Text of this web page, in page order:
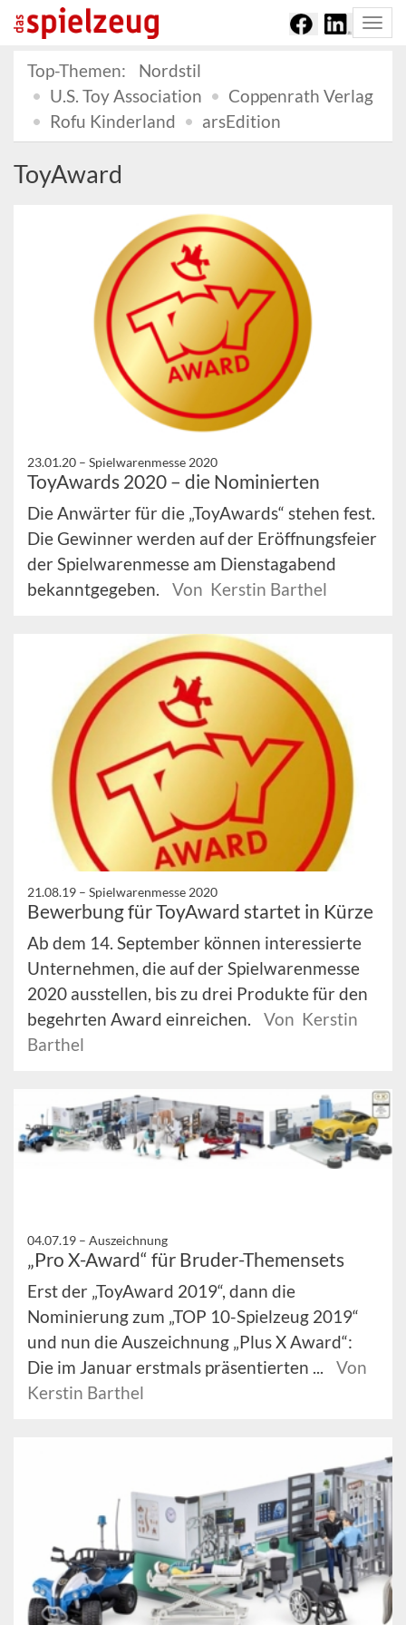
Top-Themen:
Nordstil
U.S. Toy Association
Coppenrath Verlag
Rofu Kinderland
arsEdition
ToyAward
23.01.20 – Spielwarenmesse 2020
ToyAwards 2020 – die Nominierten
Die Anwärter für die „ToyAwards“ stehen fest.
Die Gewinner werden auf der Eröffnungsfeier
der Spielwarenmesse am Dienstagabend
bekanntgegeben.
Von Kerstin Barthel
21.08.19 – Spielwarenmesse 2020
Bewerbung für ToyAward startet in Kürze
Ab dem 14. September können interessierte
Unternehmen, die auf der Spielwarenmesse
2020 ausstellen, bis zu drei Produkte für den
begehrten Award einreichen.
Von Kerstin
Barthel
04.07.19 – Auszeichnung
„Pro X-Award“ für Bruder-Themensets
Erst der „ToyAward 2019“, dann die
Nominierung zum „TOP 10-Spielzeug 2019“
und nun die Auszeichnung „Plus X Award“:
Die im Januar erstmals präsentierten ...
Von
Kerstin Barthel